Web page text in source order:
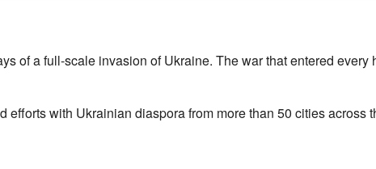
of a full-scale invasion of Ukraine. The war that entered every
with Ukrainian diaspora from more than 50 cities across